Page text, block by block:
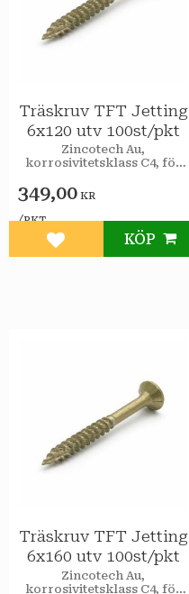
Träskruv TFT Jetting
6x120 utv 100st/pkt
Zincotech Au,
korrosivitetsklass C4, för
349,00 KR
/PKT
Lägg till i favoriter
KÖP
Träskruv TFT Jetting
6x160 utv 100st/pkt
Zincotech Au,
korrosivitetsklass C4, för